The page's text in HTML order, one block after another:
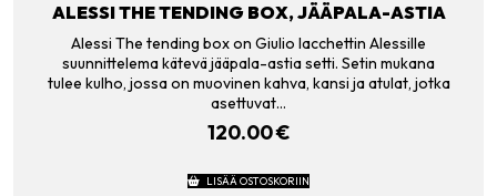
ALESSI THE TENDING BOX, JÄÄPALA-ASTIA
Alessi The tending box on Giulio Iacchettin Alessille
suunnittelema kätevä jääpala-astia setti. Setin mukana
tulee kulho, jossa on muovinen kahva, kansi ja atulat, jotka
asettuvat…
120.00€
LISÄÄ OSTOSKORIIN